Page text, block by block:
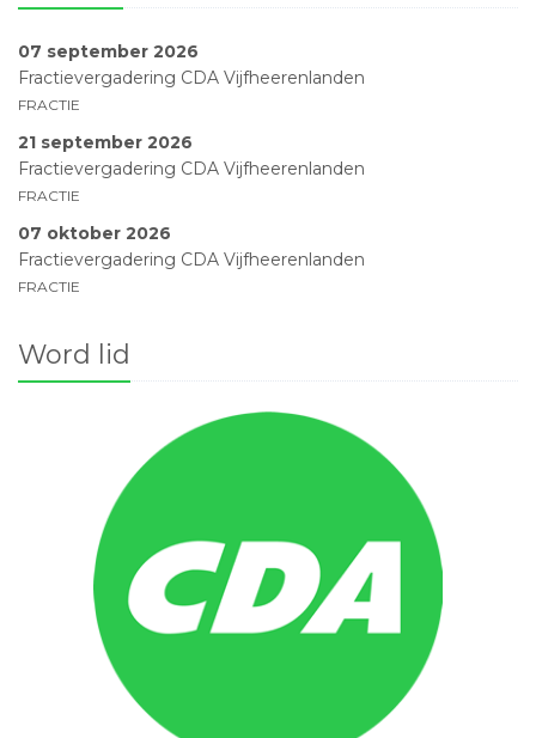
07 september 2026
Fractievergadering CDA Vijfheerenlanden
FRACTIE
21 september 2026
Fractievergadering CDA Vijfheerenlanden
FRACTIE
07 oktober 2026
Fractievergadering CDA Vijfheerenlanden
FRACTIE
Word lid